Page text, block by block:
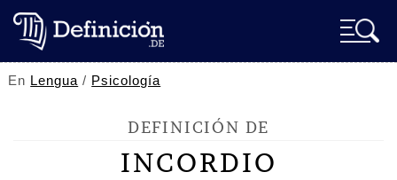
En Lengua / Psicología
DEFINICIÓN DE
INCORDIO